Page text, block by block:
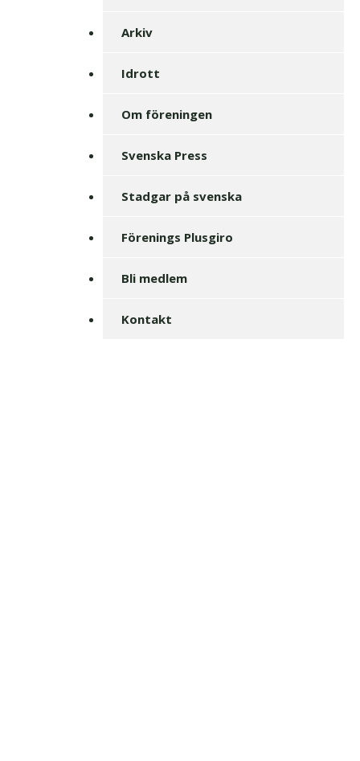
Arkiv
Idrott
Om föreningen
Svenska Press
Stadgar på svenska
Förenings Plusgiro
Bli medlem
Kontakt